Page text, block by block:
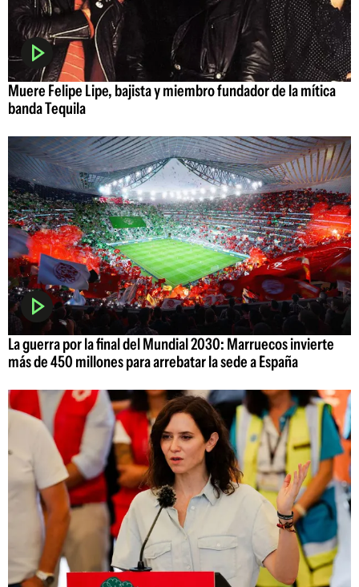
Muere Felipe Lipe, bajista y miembro fundador de la mítica
banda Tequila
La guerra por la final del Mundial 2030: Marruecos invierte
más de 450 millones para arrebatar la sede a España